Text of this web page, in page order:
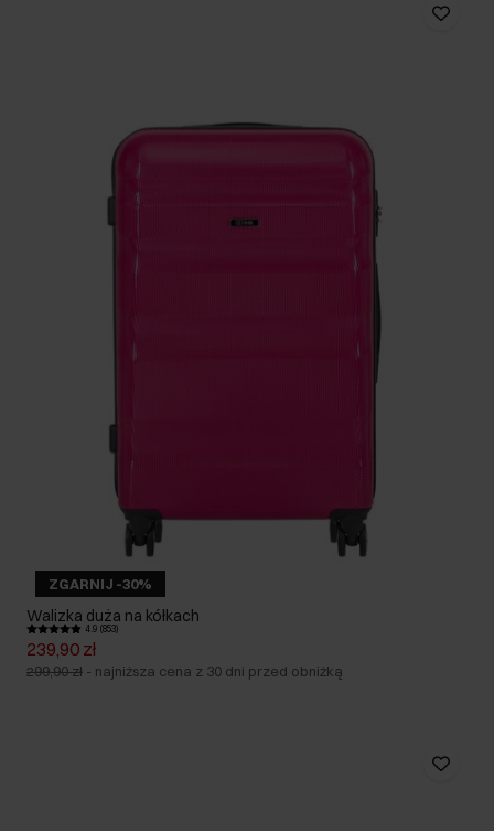
ZGARNIJ -30%
Walizka duża na kółkach
4.9 (853)
239,90 zł
299,90 zł - najniższa cena z 30 dni przed obniżką